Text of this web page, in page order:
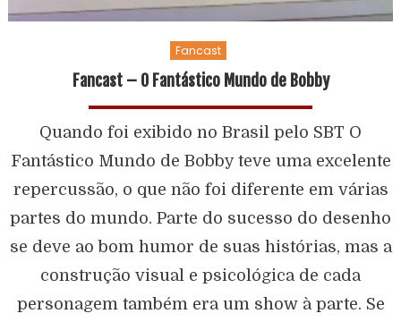
Fancast
Fancast – O Fantástico Mundo de Bobby
Quando foi exibido no Brasil pelo SBT O
Fantástico Mundo de Bobby teve uma excelente
repercussão, o que não foi diferente em várias
partes do mundo. Parte do sucesso do desenho
se deve ao bom humor de suas histórias, mas a
construção visual e psicológica de cada
personagem também era um show à parte. Se